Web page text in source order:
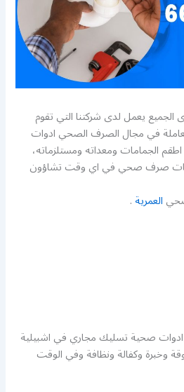
يعمل لدى شركتنا التي تقوم
في مجال الصرف الصحي ادوات
الجمامات ومعداته ومستلزماته،
صرف صحي في اي وقت تشاؤون
العمرية.
صحية تسليك مجاري في اشبيلية
وخبرة وكفالة ونظافة وفي الوقت